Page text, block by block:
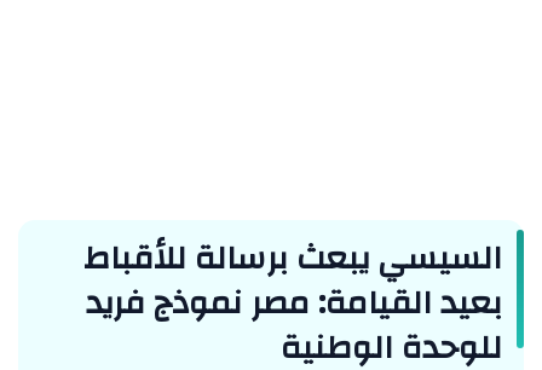
السيسي يبعث برسالة للأقباط
بعيد القيامة: مصر نموذج فريد
للوحدة الوطنية